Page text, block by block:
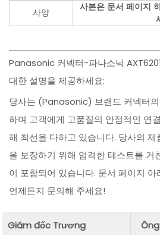
사양
사본은 문서 페이지
Panasonic 커넥터-파나소닉
대한 설명을 제공하세요:
당사는 (Panasonic) 브랜드 커넥터
하며 고객에게 고품질의 안정적인 연
해 최선을 다하고 있습니다. 당사의
을 보장하기 위해 엄격한 테스트를 거
이 포함되어 있습니다. 문서 페이지
언제든지 문의해 주세요!
Giám đốc Trương